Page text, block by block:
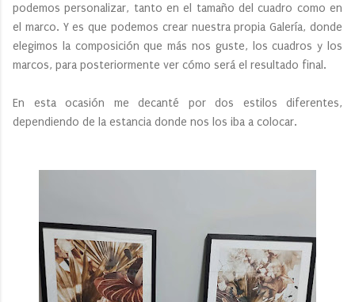
podemos personalizar, tanto en el tamaño del cuadro como en
el marco. Y es que podemos crear nuestra propia Galería, donde
elegimos la composición que más nos guste, los cuadros y los
marcos, para posteriormente ver cómo será el resultado final.
En esta ocasión me decanté por dos estilos diferentes,
dependiendo de la estancia donde nos los iba a colocar.